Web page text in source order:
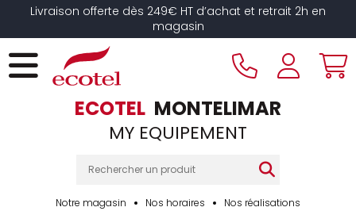
Livraison offerte dès 249€ HT d’achat et retrait 2h en
magasin
ECOTEL MONTELIMAR
MY EQUIPEMENT
Notre magasin Nos horaires Nos réalisations
Panneau de gestion des cookies